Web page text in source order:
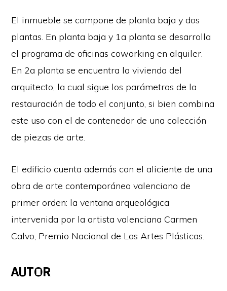
El inmueble se compone de planta baja y dos
plantas. En planta baja y 1a planta se desarrolla
el programa de oficinas coworking en alquiler.
En 2a planta se encuentra la vivienda del
arquitecto, la cual sigue los parámetros de la
restauración de todo el conjunto, si bien combina
este uso con el de contenedor de una colección
de piezas de arte.
El edificio cuenta además con el aliciente de una
obra de arte contemporáneo valenciano de
primer orden: la ventana arqueológica
intervenida por la artista valenciana Carmen
Calvo, Premio Nacional de Las Artes Plásticas.
AUTOR